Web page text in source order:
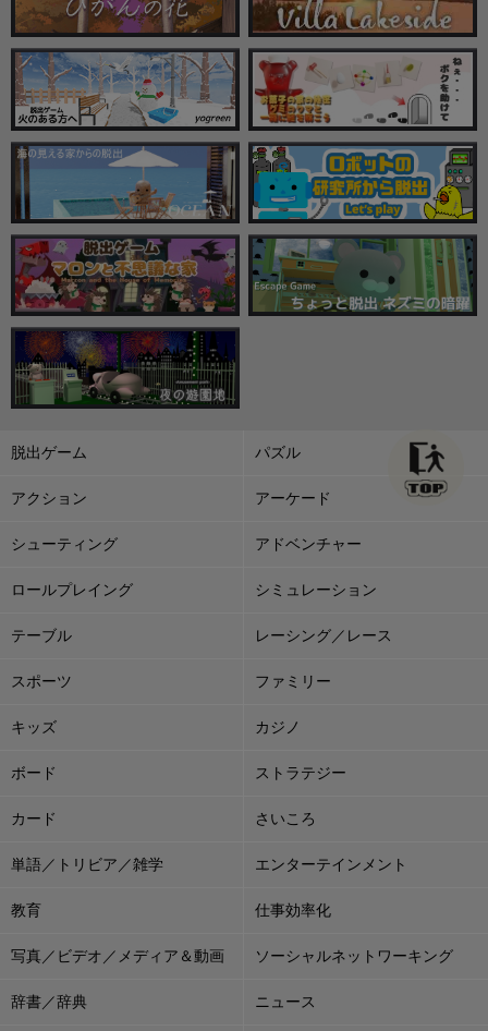
脱出ゲーム パズル
アクション アーケード
シューティング アドベンチャー
ロールプレイング シミュレーション
テーブル レーシング／レース
スポーツ ファミリー
キッズ カジノ
ボード ストラテジー
カード さいころ
単語／トリビア／雑学 エンターテインメント
教育 仕事効率化
写真／ビデオ／メディア＆動画 ソーシャルネットワーキング
辞書／辞典 ニュース